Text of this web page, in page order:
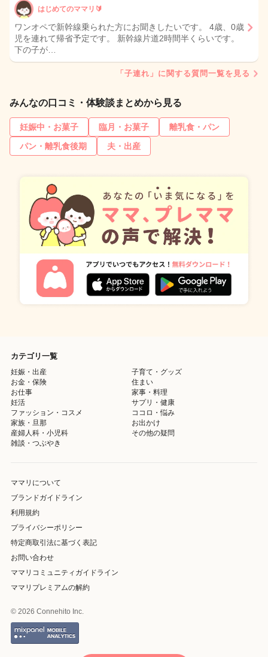
はじめてのママリ🔰
ワンオペで新幹線乗られた方にお聞きしたいです。 4歳、0歳
児を連れて帰省予定です。 新幹線片道2時間半くらいです。
下の子が…
「子連れ」に関する質問一覧を見る
みんなの口コミ・体験談まとめから見る
妊娠中・お菓子 臨月・お菓子
離乳食・パン
パン・離乳食後期
夫・出産
カテゴリ一覧
妊娠・出産
子育て・グッズ
お金・保険
住まい
お仕事
家事・料理
妊活
サプリ・健康
ファッション・コスメ
ココロ・悩み
家族・旦那
お出かけ
産婦人科・小児科
その他の疑問
雑談・つぶやき
ママリについて
ブランドガイドライン
利用規約
プライバシーポリシー
特定商取引法に基づく表記
お問い合わせ
ママリコミュニティガイドライン
ママリプレミアムの解約
© 2026 Connehito Inc.